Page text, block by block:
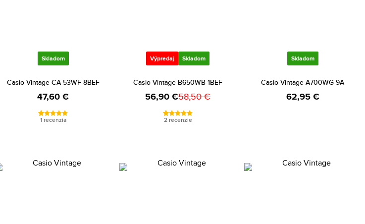
Skladom
Casio Vintage CA-53WF-8BEF
47,60 €
1 recenzia
Výpredaj Skladom
Casio Vintage B650WB-1BEF
56,90 €58,50 €
2 recenzie
Skladom
Casio Vintage A700WG-9A
62,95 €